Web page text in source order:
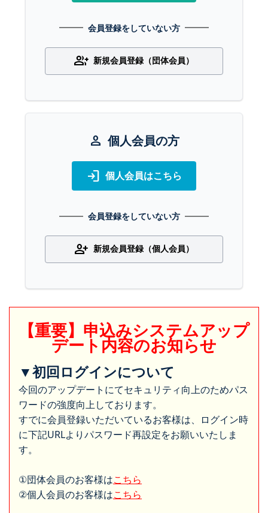
会員登録をしていない方
group_add 新規会員登録（団体会員）
person 個人会員の方
login 個人会員はこちら
会員登録をしていない方
person_add 新規会員登録（個人会員）
【重要】申込みシステムアップ
デート内容のお知らせ
▼初回ログインについて
今回のアップデートにてセキュリティ向上のためパス
ワードの強度向上しております。
すでに会員登録いただいているお客様は、ログイン時
に下記URLよりパスワード再設定をお願いいたしま
す。
①団体会員のお客様はこちら
②個人会員のお客様はこちら